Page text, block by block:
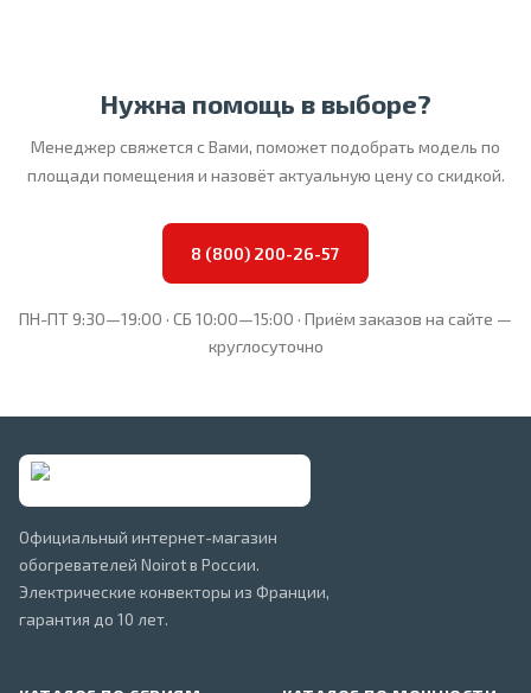
Нужна помощь в выборе?
Менеджер свяжется с Вами, поможет подобрать модель по
площади помещения и назовёт актуальную цену со скидкой.
8 (800) 200-26-57
ПН-ПТ 9:30—19:00 · СБ 10:00—15:00 · Приём заказов на сайте —
круглосуточно
Официальный интернет-магазин
обогревателей Noirot в России.
Электрические конвекторы из Франции,
гарантия до 10 лет.